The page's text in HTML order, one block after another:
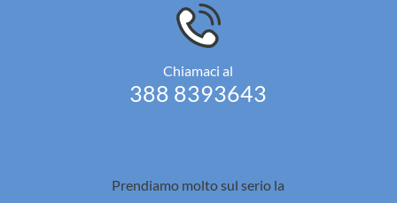
Chiamaci al
388 8393643
Prendiamo molto sul serio la